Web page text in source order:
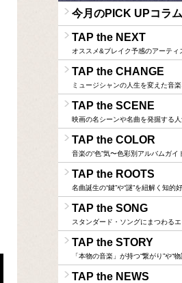
今月のPICK UPコラム
TAP the NEXT
オススメ&ブレイク予感のアーティ
TAP the CHANGE
ミュージシャンの人生を変えた音
TAP the SCENE
映画の名シーンや名曲を発掘する
TAP the COLOR
音楽の“色”気〜色彩別アルバムガイ
TAP the ROOTS
名曲誕生の“鍵”や“謎”を紐解く知的
TAP the SONG
スタンダード・ソングにまつわる
TAP the STORY
「本物の音楽」が持つ“繋がり”や“物
TAP the NEWS